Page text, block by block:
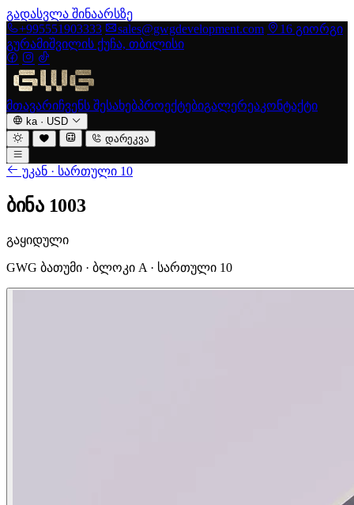
გადასვლა შინაარსზე
+995551903333
sales@gwgdevelopment.com
16 გიორგი
გურამიშვილის ქუჩა, თბილისი
მთავარიჩვენს შესახებპროექტებიგალერეაკონტაქტი
ka · USD
დარეკვა
უკან · სართული 10
ბინა 1003
გაყიდული
GWG ბათუმი · ბლოკი A · სართული 10